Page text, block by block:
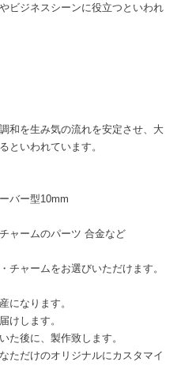
ビジネスシーンに役立つといわれ
和を生み気の流れを安定させ、大
といわれています。
バー型10mm
ャームのパーツ 合金など
チャームをお選びいただけます。
になります。
けします。
た後に、製作致します。
ただけのオリジナルにカスタマイ